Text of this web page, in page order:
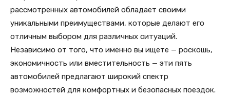
рассмотренных автомобилей обладает своими
уникальными преимуществами, которые делают его
отличным выбором для различных ситуаций.
Независимо от того, что именно вы ищете — роскошь,
экономичность или вместительность — эти пять
автомобилей предлагают широкий спектр
возможностей для комфортных и безопасных поездок.